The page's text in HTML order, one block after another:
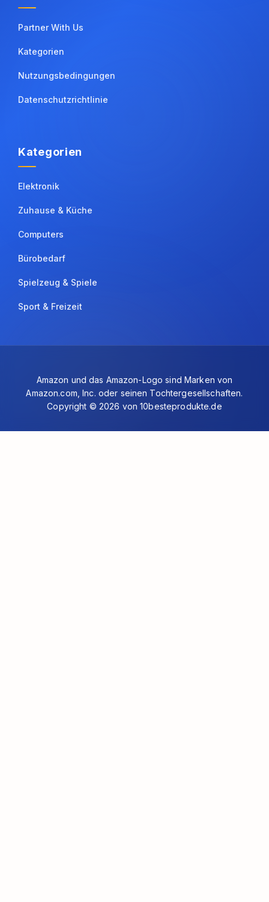
Partner With Us
Kategorien
Nutzungsbedingungen
Datenschutzrichtlinie
Kategorien
Elektronik
Zuhause & Küche
Computers
Bürobedarf
Spielzeug & Spiele
Sport & Freizeit
Amazon und das Amazon-Logo sind Marken von
Amazon.com, Inc. oder seinen Tochtergesellschaften.
Copyright © 2026 von 10besteprodukte.de